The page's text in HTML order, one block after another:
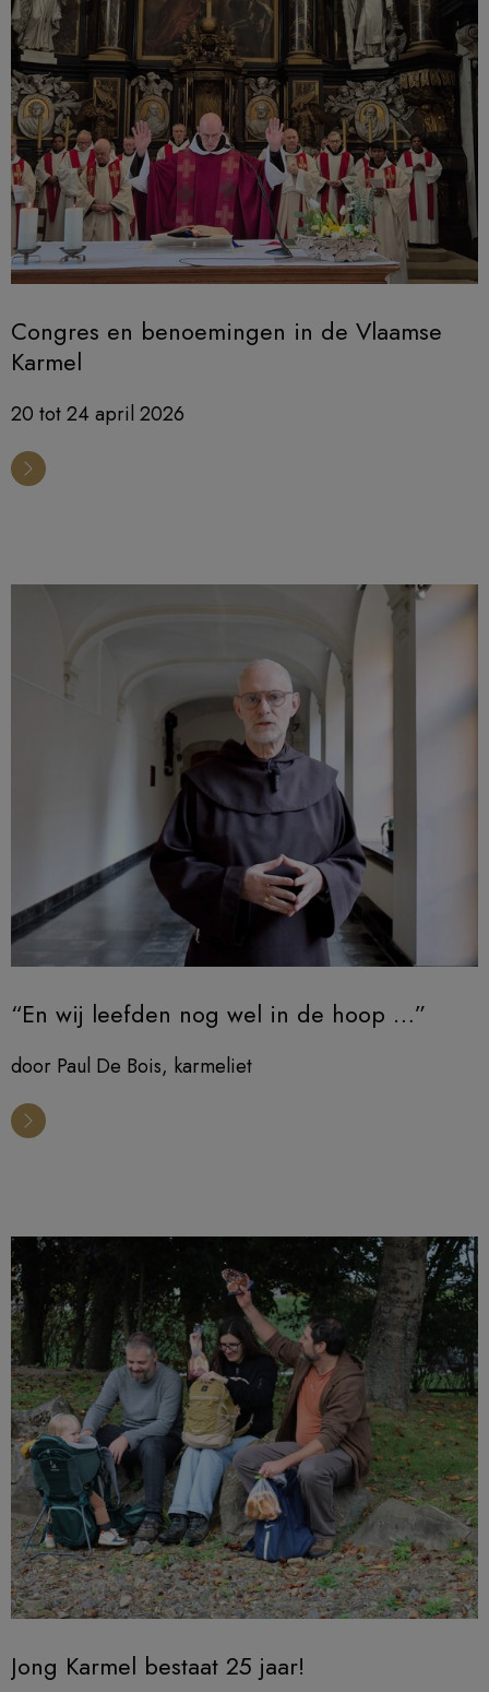
Congres en benoemingen in de Vlaamse
Karmel
20 tot 24 april 2026
“En wij leefden nog wel in de hoop …”
door Paul De Bois, karmeliet
Jong Karmel bestaat 25 jaar!